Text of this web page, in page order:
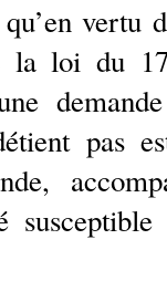
vertu
la loi du
pas